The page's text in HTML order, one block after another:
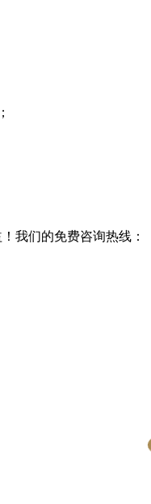
我们的免费咨询热线：